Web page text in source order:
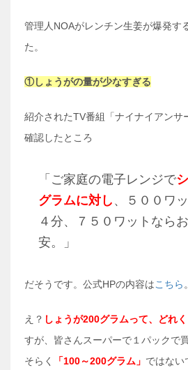
管理人NOAがレンチン生姜が爆発す
た。
①しょうがの量が少なすぎる
紹介されたTV番組「ナイナイアンサ
確認したところ
「ご家庭の電子レンジで
グラムに対し 、５００ワ
４分、７５０ワットなら
安。」
だそうです。公式HPの内容はこちら。
え？ しょうが200グラムって、どれ
すが、皆さんスーパーで１パックで
そらく
「100～200グラム」 ではない